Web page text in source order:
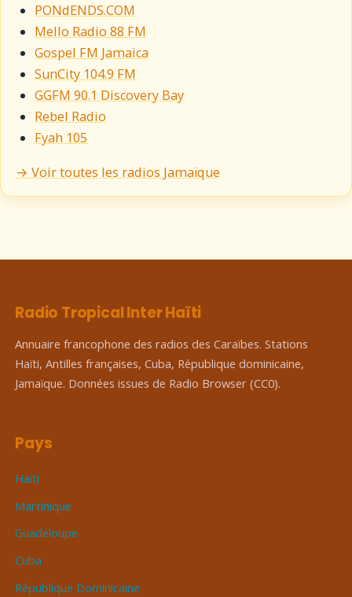
PONdENDS.COM
Mello Radio 88 FM
Gospel FM Jamaica
SunCity 104.9 FM
GGFM 90.1 Discovery Bay
Rebel Radio
Fyah 105
→ Voir toutes les radios Jamaïque
Radio Tropical Inter Haïti
Annuaire francophone des radios des Caraïbes. Stations
Haïti, Antilles françaises, Cuba, République dominicaine,
Jamaïque. Données issues de Radio Browser (CC0).
Pays
Haïti
Martinique
Guadeloupe
Cuba
République Dominicaine